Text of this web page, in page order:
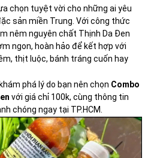
chọn tuyệt vời cho những ai yêu
sản miền Trung. Với công thức
nêm nguyên chất Thịnh Da Đen
ngon, hoàn hảo để kết hợp với
thịt luộc, bánh tráng cuốn hay
phá lý do bạn nên chọn Combo
với giá chỉ 100k, cùng thông tin
chóng ngay tại TP.HCM.